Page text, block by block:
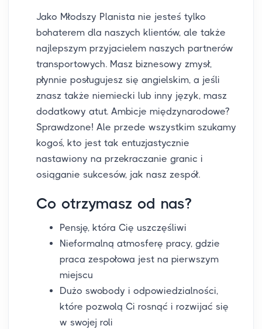
Jako Młodszy Planista nie jesteś tylko
bohaterem dla naszych klientów, ale także
najlepszym przyjacielem naszych partnerów
transportowych. Masz biznesowy zmysł,
płynnie posługujesz się angielskim, a jeśli
znasz także niemiecki lub inny język, masz
dodatkowy atut. Ambicje międzynarodowe?
Sprawdzone! Ale przede wszystkim szukamy
kogoś, kto jest tak entuzjastycznie
nastawiony na przekraczanie granic i
osiąganie sukcesów, jak nasz zespół.
Co otrzymasz od nas?
Pensję, która Cię uszczęśliwi
Nieformalną atmosferę pracy, gdzie
praca zespołowa jest na pierwszym
miejscu
Dużo swobody i odpowiedzialności,
które pozwolą Ci rosnąć i rozwijać się
w swojej roli